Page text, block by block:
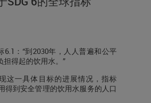
6.1：“到2030年，人人普遍和公平
担得起的饮用水。”
这一具体目标的进展情况，指标
得到安全管理的饮用水服务的人口